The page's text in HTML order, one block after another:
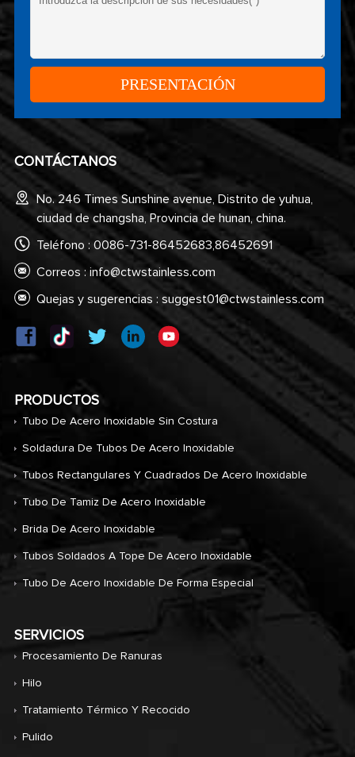
CONTÁCTANOS
No. 246 Times Sunshine avenue, Distrito de yuhua,
ciudad de changsha, Provincia de hunan, china.
Teléfono : 0086-731-86452683,86452691
Correos : info@ctwstainless.com
Quejas y sugerencias : suggest01@ctwstainless.com
PRODUCTOS
Tubo De Acero Inoxidable Sin Costura
Soldadura De Tubos De Acero Inoxidable
Tubos Rectangulares Y Cuadrados De Acero Inoxidable
Tubo De Tamiz De Acero Inoxidable
Brida De Acero Inoxidable
Tubos Soldados A Tope De Acero Inoxidable
Tubo De Acero Inoxidable De Forma Especial
SERVICIOS
Procesamiento De Ranuras
Hilo
Tratamiento Térmico Y Recocido
Pulido